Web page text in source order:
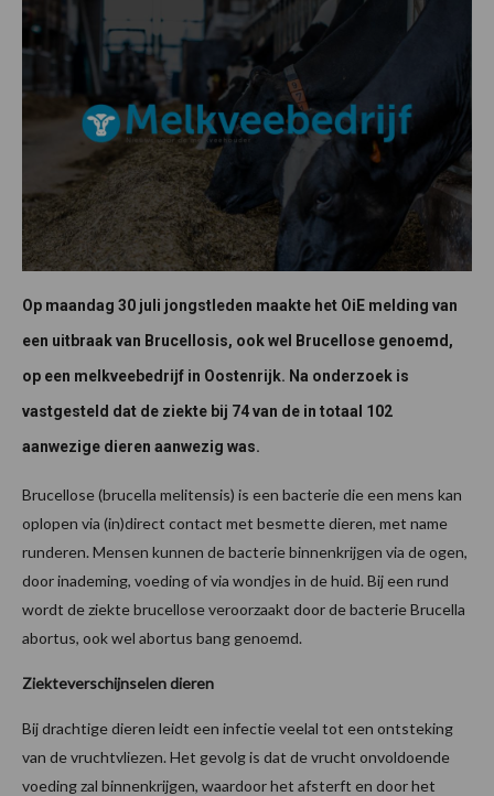
Op maandag 30 juli jongstleden maakte het OiE melding van
een uitbraak van Brucellosis, ook wel Brucellose genoemd,
op een melkveebedrijf in Oostenrijk. Na onderzoek is
vastgesteld dat de ziekte bij 74 van de in totaal 102
aanwezige dieren aanwezig was.
Brucellose (brucella melitensis) is een bacterie die een mens kan
oplopen via (in)direct contact met besmette dieren, met name
runderen. Mensen kunnen de bacterie binnenkrijgen via de ogen,
door inademing, voeding of via wondjes in de huid. Bij een rund
wordt de ziekte brucellose veroorzaakt door de bacterie Brucella
abortus, ook wel abortus bang genoemd.
Ziekteverschijnselen dieren
Bij drachtige dieren leidt een infectie veelal tot een ontsteking
van de vruchtvliezen. Het gevolg is dat de vrucht onvoldoende
voeding zal binnenkrijgen, waardoor het afsterft en door het